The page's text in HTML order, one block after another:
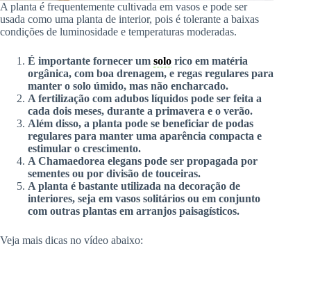
A planta é frequentemente cultivada em vasos e pode ser
usada como uma planta de interior, pois é tolerante a baixas
condições de luminosidade e temperaturas moderadas.
É importante fornecer um solo rico em matéria
orgânica, com boa drenagem, e regas regulares para
manter o solo úmido, mas não encharcado.
A fertilização com adubos líquidos pode ser feita a
cada dois meses, durante a primavera e o verão.
Além disso, a planta pode se beneficiar de podas
regulares para manter uma aparência compacta e
estimular o crescimento.
A Chamaedorea elegans pode ser propagada por
sementes ou por divisão de touceiras.
A planta é bastante utilizada na decoração de
interiores, seja em vasos solitários ou em conjunto
com outras plantas em arranjos paisagísticos.
Veja mais dicas no vídeo abaixo: